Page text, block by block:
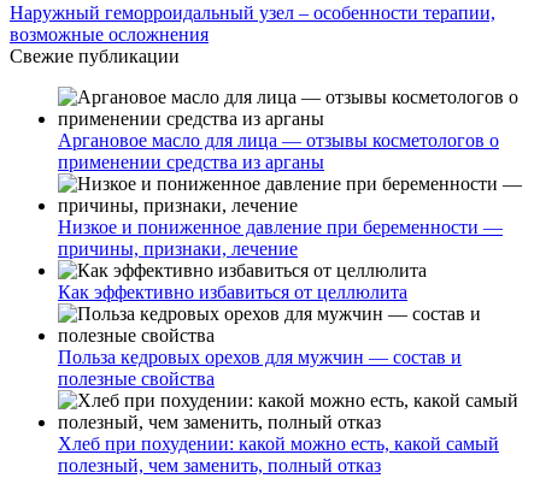
Наружный геморроидальный узел – особенности терапии,
возможные осложнения
Свежие публикации
Аргановое масло для лица — отзывы косметологов о
применении средства из арганы
Низкое и пониженное давление при беременности —
причины, признаки, лечение
Как эффективно избавиться от целлюлита
Польза кедровых орехов для мужчин — состав и
полезные свойства
Хлеб при похудении: какой можно есть, какой самый
полезный, чем заменить, полный отказ